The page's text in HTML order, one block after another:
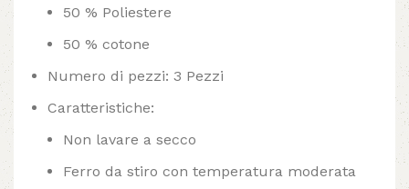
50 % Poliestere
50 % cotone
Numero di pezzi: 3 Pezzi
Caratteristiche:
Non lavare a secco
Ferro da stiro con temperatura moderata